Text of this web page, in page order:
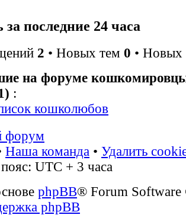
последние 24 часа
2 • Новых тем 0 • Новых
на форуме кошкомировцы
:
кошколюбов
форум
Наша команда • Удалить
UTC + 3 часа
phpBB® Forum
phpBB